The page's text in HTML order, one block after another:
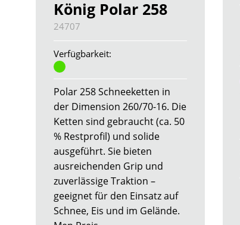
König Polar 258
24707
Verfügbarkeit:
Polar 258 Schneeketten in
der Dimension 260/70-16. Die
Ketten sind gebraucht (ca. 50
% Restprofil) und solide
ausgeführt. Sie bieten
ausreichenden Grip und
zuverlässige Traktion –
geeignet für den Einsatz auf
Schnee, Eis und im Gelände.